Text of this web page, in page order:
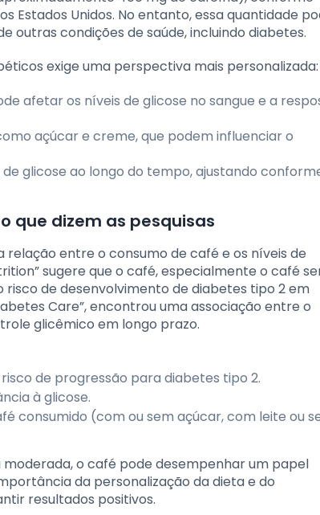
Estados Unidos. No entanto, essa quantidade
outras condições de saúde, incluindo diabetes.
exige uma perspectiva mais personalizada:
afetar os níveis de glicose no sangue e a
açúcar e creme, que podem influenciar o
glicose ao longo do tempo, ajustando
que dizem as pesquisas
entre o consumo de café e os níveis de
sugere que o café, especialmente o café
risco de desenvolvimento de diabetes tipo 2 em
Care”, encontrou uma associação entre o
glicêmico em longo prazo.
de progressão para diabetes tipo 2.
à glicose.
consumido (com ou sem açúcar, com leite ou
moderada, o café pode desempenhar um papel
da personalização da dieta e do
resultados positivos.